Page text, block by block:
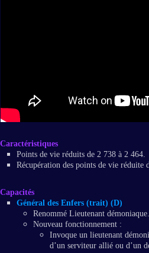
Caractéristiques
Points de vie réduits de 2 738 à 2 464.
Récupération des points de vie réduite
Capacités
Général des Enfers (trait) (D)
Renommé Lieutenant démoniaque.
Nouveau fonctionnement :
Invoque un lieutenant
d’un serviteur allié ou d’un